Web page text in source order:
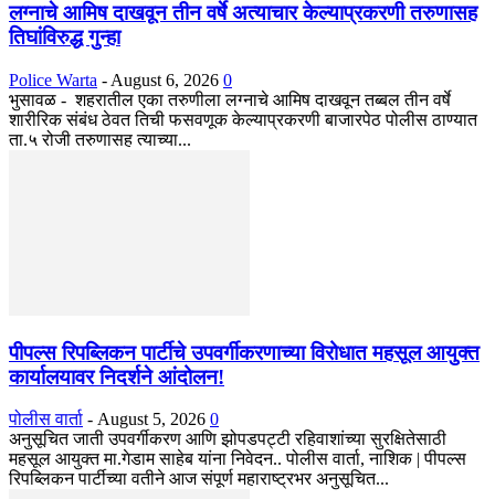
लग्नाचे आमिष दाखवून तीन वर्षे अत्याचार केल्याप्रकरणी तरुणासह
तिघांविरुद्ध गुन्हा
Police Warta - August 6, 2026 0
भुसावळ - शहरातील एका तरुणीला लग्नाचे आमिष दाखवून तब्बल तीन वर्षे
शारीरिक संबंध ठेवत तिची फसवणूक केल्याप्रकरणी बाजारपेठ पोलीस ठाण्यात
ता.५ रोजी तरुणासह त्याच्या...
पीपल्स रिपब्लिकन पार्टीचे उपवर्गीकरणाच्या विरोधात महसूल आयुक्त
कार्यालयावर निदर्शने आंदोलन!
पोलीस वार्ता - August 5, 2026 0
अनुसूचित जाती उपवर्गीकरण आणि झोपडपट्टी रहिवाशांच्या सुरक्षितेसाठी
महसूल आयुक्त मा.गेडाम साहेब यांना निवेदन.. पोलीस वार्ता, नाशिक | पीपल्स
रिपब्लिकन पार्टीच्या वतीने आज संपूर्ण महाराष्ट्रभर अनुसूचित...